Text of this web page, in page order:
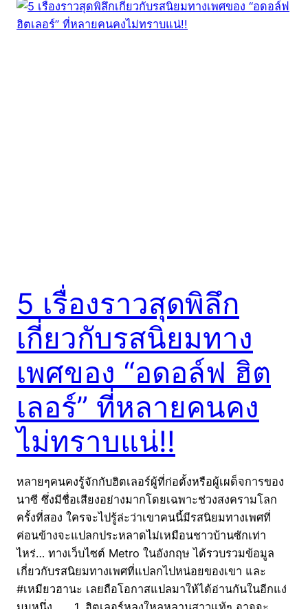
5 เรื่องราวสุดพิลึก
เกี่ยวกับรสนิยมทาง
เพศของ “อดอล์ฟ ฮิต
เลอร์” ที่หลายคนคง
ไม่ทราบแน่!!
หลายๆคนคงรู้จักกับฮิตเลอร์ผู้ที่ก่อตั้งหรือผู้เผด็จการของ
นาซี ซึ่งมีชื่อเสียงอย่างมากโดยเฉพาะช่วงสงครามโลก
ครั้งที่สอง ใครจะไปรู้ล่ะว่าเขาคนนี้มีรสนิยมทางเพศที่
ค่อนข้างจะแปลกประหลาดไม่เหมือนชาวบ้านซักเท่า
ไหร่… ทางเว็บไซต์ Metro ในอังกฤษ ได้รวบรวมข้อมูล
เกี่ยวกับรสนิยมทางเพศที่แปลกไปหน่อยของเขา และ
#เหมียวฮานะ เลยถือโอกาสแปลมาให้ได้อ่านกันในอีกแง่